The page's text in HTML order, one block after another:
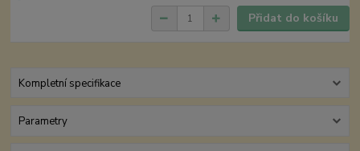
Přidat do košíku
Kompletní specifikace
Parametry